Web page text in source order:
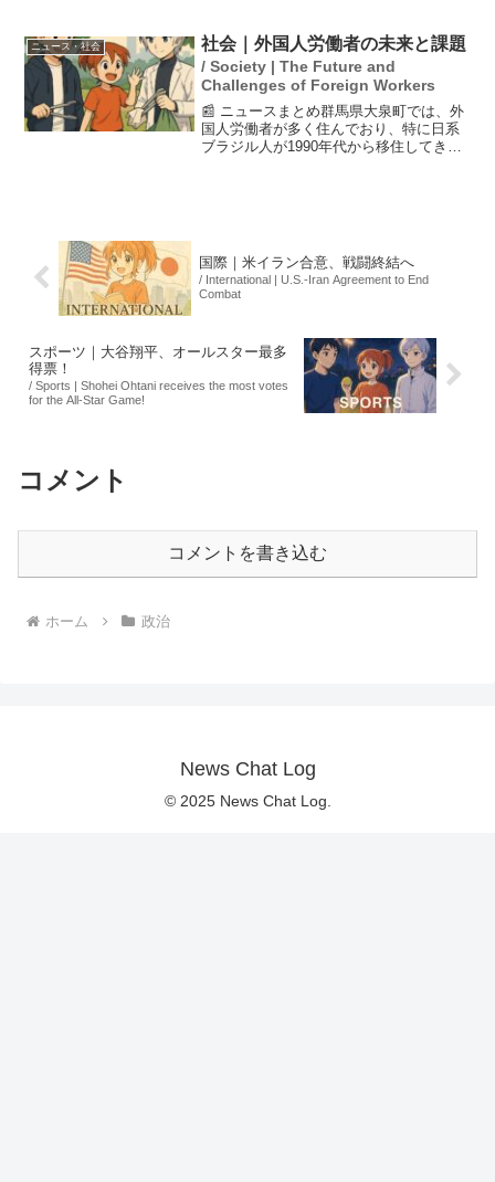
府は外国人労働者や訪日客を積極的に受
け入れてきたが、最近...
ニュース・社会 社会｜外国人労働者の未来と課題
/ Society | The Future and
Challenges of Foreign Workers
📰 ニュースまとめ群馬県大泉町では、外
国人労働者が多く住んでおり、特に日系
ブラジル人が1990年代から移住してき
国際｜米イラン合意、戦闘終結へ
/ International | U.S.-Iran Agreement to End
Combat
スポーツ｜大谷翔平、オールスター最多
得票！
/ Sports | Shohei Ohtani receives the most votes
for the All-Star Game!
コメント
コメントを書き込む
ホーム 政治
News Chat Log
© 2025 News Chat Log.